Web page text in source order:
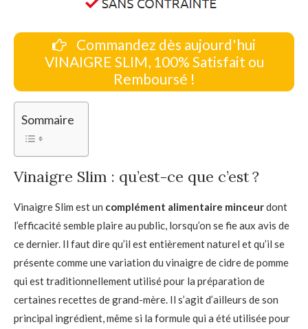
Commandez dès aujourd'hui
VINAIGRE SLIM, 100% Satisfait ou
Remboursé !
Sommaire
Vinaigre Slim : qu’est-ce que c’est ?
Vinaigre Slim est un complément alimentaire minceurdont
l’efficacité semble plaire au public, lorsqu’on se fie aux avis de
ce dernier. Il faut dire qu’il est entièrement naturel et qu’il se
présente comme une variation du vinaigre de cidre de pomme
qui est traditionnellement utilisé pour la préparation de
certaines recettes de grand-mère. Il s’agit d’ailleurs de son
principal ingrédient, même si la formule qui a été utilisée pour